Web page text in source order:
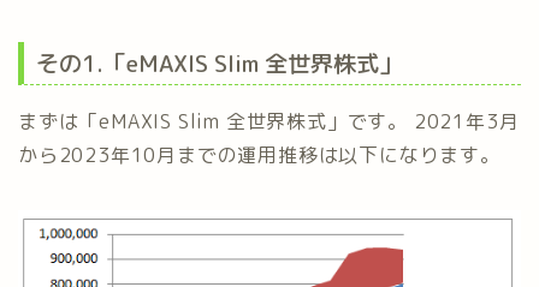
その1.「eMAXIS Slim 全世界株式」
まずは「eMAXIS Slim 全世界株式」です。 2021年3月
から2023年10月までの運用推移は以下になります。